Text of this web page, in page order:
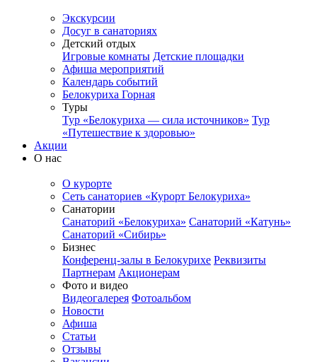
Экскурсии
Досуг в санаториях
Детский отдых
Игровые комнаты Детские площадки
Афиша мероприятий
Календарь событий
Белокуриха Горная
Туры
Тур «Белокуриха — сила источников» Тур
«Путешествие к здоровью»
Акции
О нас
О курорте
Сеть санаториев «Курорт Белокуриха»
Санатории
Санаторий «Белокуриха» Санаторий «Катунь»
Санаторий «Сибирь»
Бизнес
Конференц-залы в Белокурихе Реквизиты
Партнерам Акционерам
Фото и видео
Видеогалерея Фотоальбом
Новости
Афиша
Статьи
Отзывы